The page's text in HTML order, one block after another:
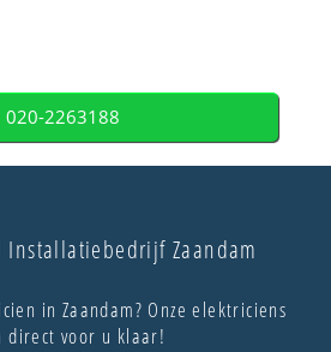
020-2263188
Zaandam
in Zaandam? Onze elektriciens
direct voor u klaar!